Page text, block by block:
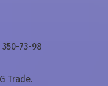
73-98
Trade.